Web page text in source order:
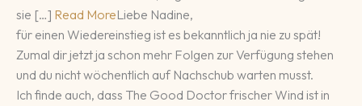
sie […] Read MoreLiebe Nadine,
für einen Wiedereinstieg ist es bekanntlich ja nie zu spät!
Zumal dir jetzt ja schon mehr Folgen zur Verfügung stehen
und du nicht wöchentlich auf Nachschub warten musst.
Ich finde auch, dass The Good Doctor frischer Wind ist in